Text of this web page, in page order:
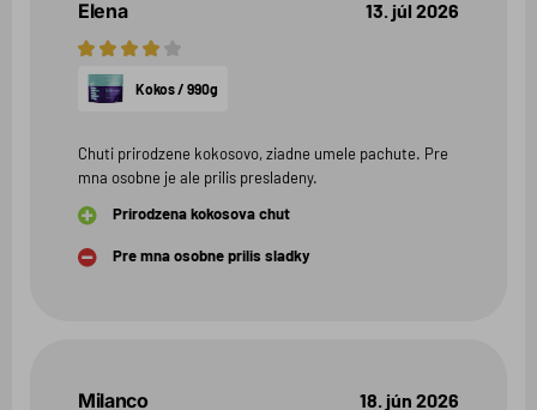
Elena
4
hviezdičky
Kokos / 990g
13. júl 2026
Chuti prirodzene kokosovo, ziadne umele pachute. Pre
mna osobne je ale prilis presladeny.
Prirodzena kokosova chut
Pre mna osobne prilis sladky
Milanco 18. jún 2026